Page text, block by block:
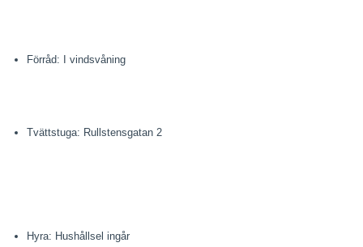
Förråd: I vindsvåning
Tvättstuga: Rullstensgatan 2
Hyra: Hushållsel ingår